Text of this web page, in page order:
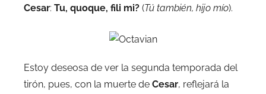
Cesar: Tu, quoque, fili mi? (Tú también, hijo mío).
Estoy deseosa de ver la segunda temporada del
tirón, pues, con la muerte de Cesar, reflejará la